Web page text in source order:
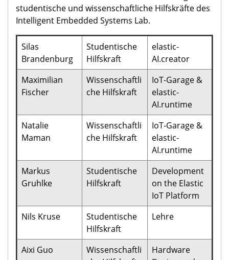
studentische und wissenschaftliche Hilfskräfte des
Intelligent Embedded Systems Lab.
Silas
Brandenburg
Studentische
Hilfskraft
elastic-
AI.creator
Maximilian
Fischer
Wissenschaftli
che Hilfskraft
IoT-Garage &
elastic-
AI.runtime
Natalie
Maman
Wissenschaftli
che Hilfskraft
IoT-Garage &
elastic-
AI.runtime
Markus
Gruhlke
Studentische
Hilfskraft
Development
on the Elastic
IoT Platform
Nils Kruse
Studentische
Hilfskraft
Lehre
Aixi Guo
Wissenschaftli
Hardware